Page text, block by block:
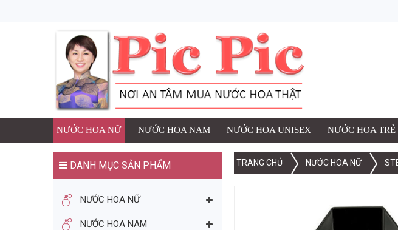
NƯỚC HOA NỮ NƯỚC HOA NAM NƯỚC HOA UNISEX NƯỚC HOA TRẺ
DANH MỤC SẢN PHẨM
NƯỚC HOA NỮ
NƯỚC HOA NAM
TRANG CHỦ NƯỚC HOA NỮ
1 SẢN PHẨM ĐÃ ĐƯỢC THÊM VÀO GIỎ HÀNG
NƯỚC HOA NỮ STELLA MCCARTNEY
Thương hiệu: Stella McCartney
Số lượng:
Giá: đ
TIẾP TỤC MUA HÀNG
BẠN CÓ THỂ THÍCH